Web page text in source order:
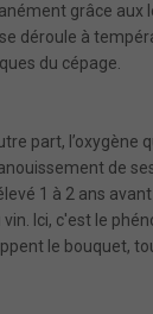
grâce aux
déroule à
du cépage.
part,
de
1 à 2 ans
Ici, c'est le
le bouquet,